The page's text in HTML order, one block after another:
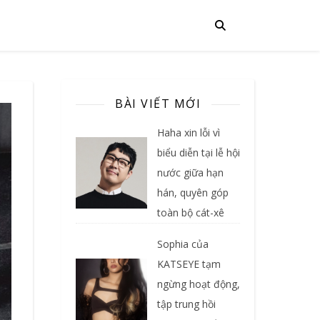
BÀI VIẾT MỚI
Haha xin lỗi vì
biểu diễn tại lễ hội
nước giữa hạn
hán, quyên góp
toàn bộ cát-xê
Sophia của
KATSEYE tạm
ngừng hoạt động,
tập trung hồi